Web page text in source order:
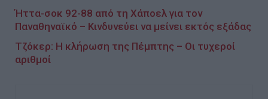
Ήττα-σοκ 92-88 από τη Χάποελ για τον
Παναθηναϊκό – Κινδυνεύει να μείνει εκτός εξάδας
Τζόκερ: Η κλήρωση της Πέμπτης – Οι τυχεροί
αριθμοί